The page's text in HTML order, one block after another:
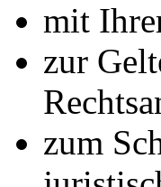
mit
zur
zum